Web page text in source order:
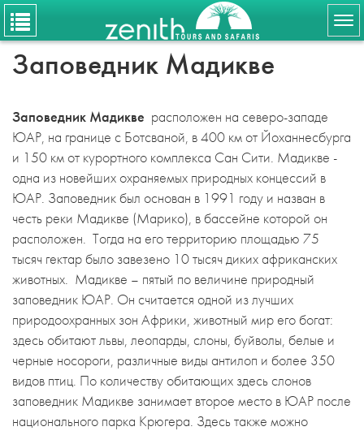
Заповедник Мадикве
Заповедник Мадикве расположен на северо-западе
ЮАР, на границе с Ботсваной, в 400 км от Йоханнесбурга
и 150 км от курортного комплекса Сан Сити. Мадикве -
одна из новейших охраняемых природных концессий в
ЮАР. Заповедник был основан в 1991 году и назван в
честь реки Мадикве (Марико), в бассейне которой он
расположен. Тогда на его территорию площадью 75
тысяч гектар было завезено 10 тысяч диких африканских
животных. Мадикве – пятый по величине природный
заповедник ЮАР. Он считается одной из лучших
природоохранных зон Африки, животный мир его богат:
здесь обитают львы, леопарды, слоны, буйволы, белые и
черные носороги, различные виды антилоп и более 350
видов птиц. По количеству обитающих здесь слонов
заповедник Мадикве занимает второе место в ЮАР после
национального парка Крюгера. Здесь также можно